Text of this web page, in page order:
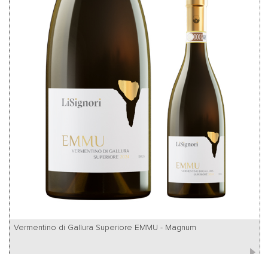
Vermentino di Gallura Superiore EMMU - Magnum